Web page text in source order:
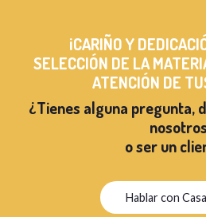
¡CARIÑO Y
SELECCIÓN DE LA
ATENCIÓN DE
¿Tienes alguna pregunta,
nosotros
o ser un
Hablar con